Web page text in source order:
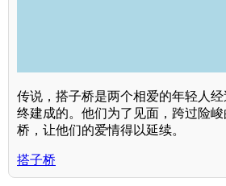
传说，搭子桥是两个相爱的年轻人
终建成的。他们为了见面，跨过险
桥，让他们的爱情得以延续。
搭子桥